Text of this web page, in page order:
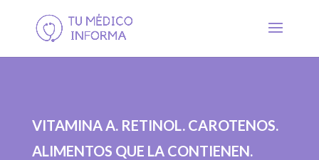
VITAMINA A. RETINOL. CAROTENOS.
ALIMENTOS QUE LA CONTIENEN.